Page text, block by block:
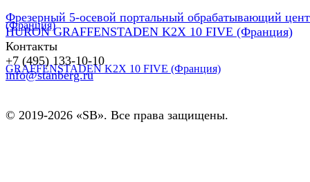
Фрезерный 5-осевой портальный обрабатывающий
HURON GRAFFENSTADEN K2X 10 FIVE (Франция)
Контакты
+7 (495) 133-10-10
info@stanberg.ru
© 2019-2026 «SB». Все права защищены.